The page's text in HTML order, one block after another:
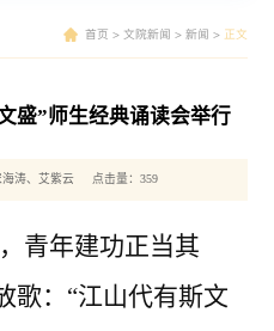
首页 > 文院新闻 > 新闻 > 正文
盛”师生经典诵读会举行
海涛、艾紫云 点击量： 359
青年建功正当其
歌： “江山代有斯文